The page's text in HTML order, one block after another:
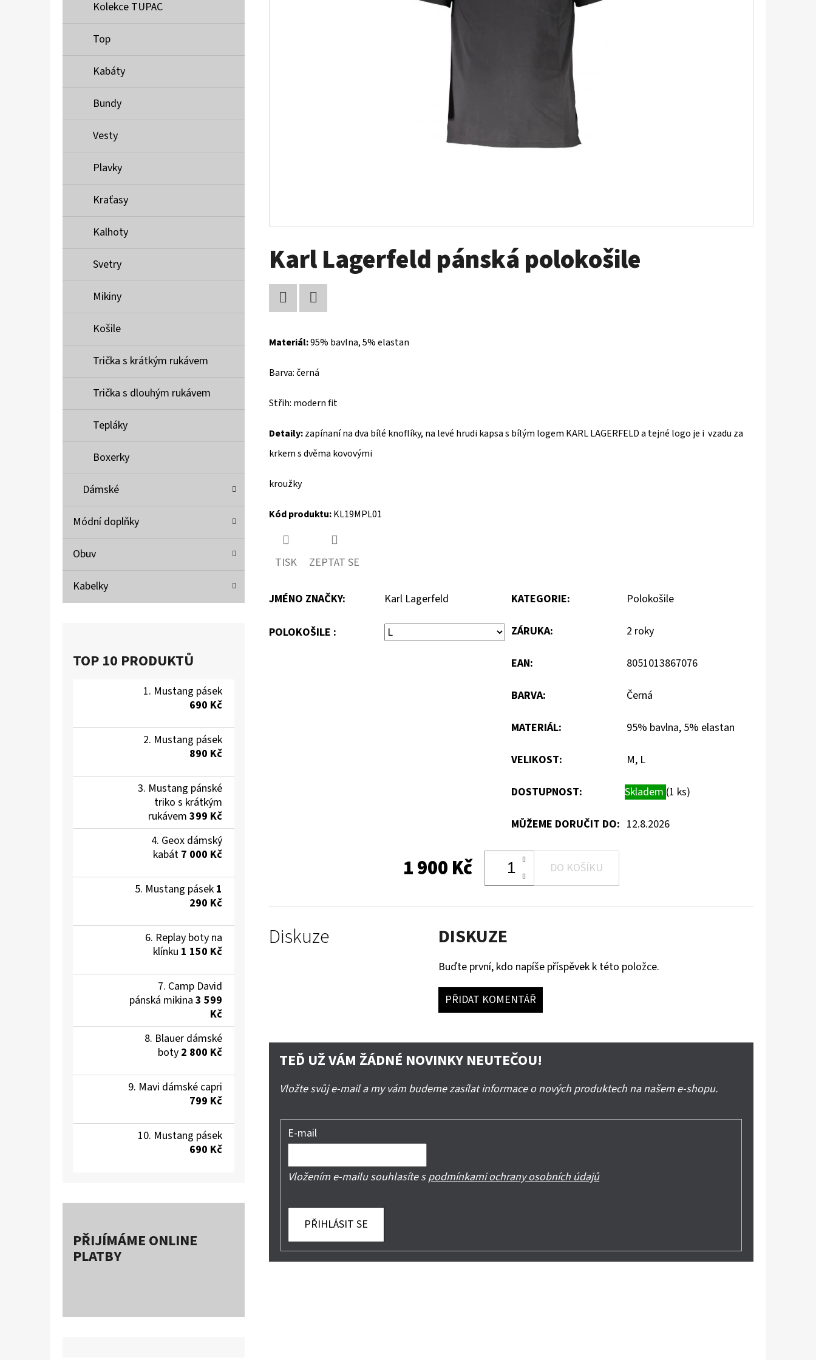
Kolekce TUPAC
Top
Kabáty
Bundy
Vesty
Plavky
Kraťasy
Kalhoty
Svetry
Mikiny
Košile
Trička s krátkým rukávem
Trička s dlouhým rukávem
Tepláky
Boxerky
Dámské
Módní doplňky
Obuv
Kabelky
TOP 10 PRODUKTŮ
Mustang pásek
690 Kč
Mustang pásek
890 Kč
Mustang pánské
triko s krátkým
rukávem 399 Kč
Geox dámský
kabát 7 000 Kč
Mustang pásek 1
290 Kč
Replay boty na
klínku 1 150 Kč
Camp David
pánská mikina 3 599
Kč
Blauer dámské
boty 2 800 Kč
Mavi dámské capri
799 Kč
Mustang pásek
690 Kč
PŘIJÍMÁME ONLINE
PLATBY
Karl Lagerfeld pánská polokošile
Materiál:95% bavlna, 5% elastan
Barva: černá
Střih: modern fit
Detaily:zapínaní na dva bílé knoflíky, na levé hrudi kapsa s bílým logem KARL LAGERFELD a tejné logo je i vzadu za
krkem s dvěma kovovými
kroužky
Kód produktu:KL19MPL01
TISK ZEPTAT SE
JMÉNO ZNAČKY: Karl Lagerfeld
POLOKOŠILE :
KATEGORIE: Polokošile
ZÁRUKA: 2 roky
EAN: 8051013867076
BARVA: Černá
MATERIÁL: 95% bavlna, 5% elastan
VELIKOST: M, L
DOSTUPNOST: Skladem (1 ks)
MŮŽEME DORUČIT DO: 12.8.2026
1 900 Kč DO KOŠÍKU
Diskuze DISKUZE
Buďte první, kdo napíše příspěvek k této položce.
PŘIDAT KOMENTÁŘ
TEĎ UŽ VÁM ŽÁDNÉ NOVINKY NEUTEČOU!
Vložte svůj e-mail a my vám budeme zasílat informace o nových produktech na našem e-shopu.
E-mail
Vložením e-mailu souhlasíte spodmínkami ochrany osobních údajů
PŘIHLÁSIT SE
MUSTANG PÁSEK
MUSTANG PÁNSKÉ TRIKO S KRÁTKÝM